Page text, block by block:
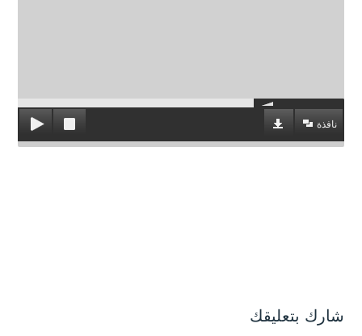
نافذة
شارك بتعليقك